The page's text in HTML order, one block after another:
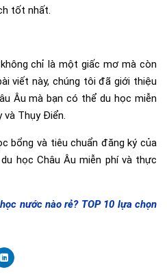
tốt nhất.
chỉ là một giấc mơ mà còn
viết này, chúng tôi đã giới thiệu
Âu mà bạn có thể du học miễn
và Thụy Điển.
bổng và tiêu chuẩn đăng ký của
học Châu Âu miễn phí và thực
nước nào rẻ? TOP 10 lựa chọn